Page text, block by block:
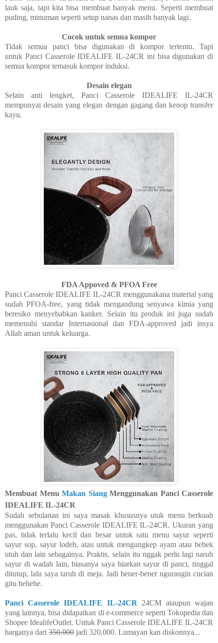
lauk saja, tapi kita bisa membuat banyak menu. Seperti membuat
puding, minuman seperti setup nanas dan masih banyak lagi.
Cocok untuk semua kompor
Tidak semua panci bisa digunakan di kompor tertentu. Tapi
untuk Panci Casserole IDEALIFE IL-24CR ini bisa digunakan di
semua kompor temasuk kompor induksi.
Desain elegan
Selain anti lengket, Panci Casserole IDEALIFE IL-24CR
mempunyai desain yang elegan dengan gagang dan kenop transfer
kayu.
FDA Appoved & PFOA Free
Panci Casserole IDEALIFE IL-24CR menggunakana material yang
sudah PFOA-free, yang tidak mengandung senyawa kimia yang
beresiko menyebabkan kanker. Selain itu produk ini juga sudah
memenuhi standar Internasional dan FDA-approved jadi insya
Allah aman untuk keluarga.
Membuat Menu Makan SiangMenggunakan Panci Casserole
IDEALIFE IL-24CR
Sudah sebulanan ini saya masak khususnya utuk menu berkuah
menggunakan Panci Casserole IDEALIFE IL-24CR. Ukuran yang
pas, tidak terlalu kecil dan besar untuk satu menu sayur seperti
sayur sop, sayur lodeh, atau untuk mengungkep ayam atau bebek
utuh dan lain sebagainya. Praktis, selain itu nggak perlu lagi naruh
sayur di wadah lain, biasanya saya biarkan sayur di panci, tinggal
ditutup, lalu saya taruh di meja. Jadi bener-bener ngurangin cucian
gitu hehehe.
Panci Casserole IDEALIFE IL-24CR 24CM ataupun wajan
yang lainnya, bisa didapatkan di e-commerce seperti Tokopedia dan
Shopee IdealifeOutlet. Untuk Panci Casserole IDEALIFE IL-24CR
harganya dari 350.000 jadi 320.000. Lumayan kan diskonnya...